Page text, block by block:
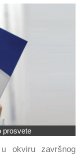
prosvete
okviru završnog